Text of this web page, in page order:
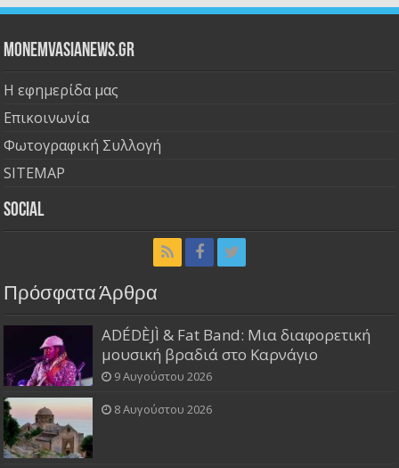
Monemvasianews.gr
Η εφημερίδα μας
Επικοινωνία
Φωτογραφική Συλλογή
SITEMAP
Social
Πρόσφατα Άρθρα
ADÉDÈJÌ & Fat Band: Μια διαφορετική
μουσική βραδιά στο Καρνάγιο
9 Αυγούστου 2026
8 Αυγούστου 2026